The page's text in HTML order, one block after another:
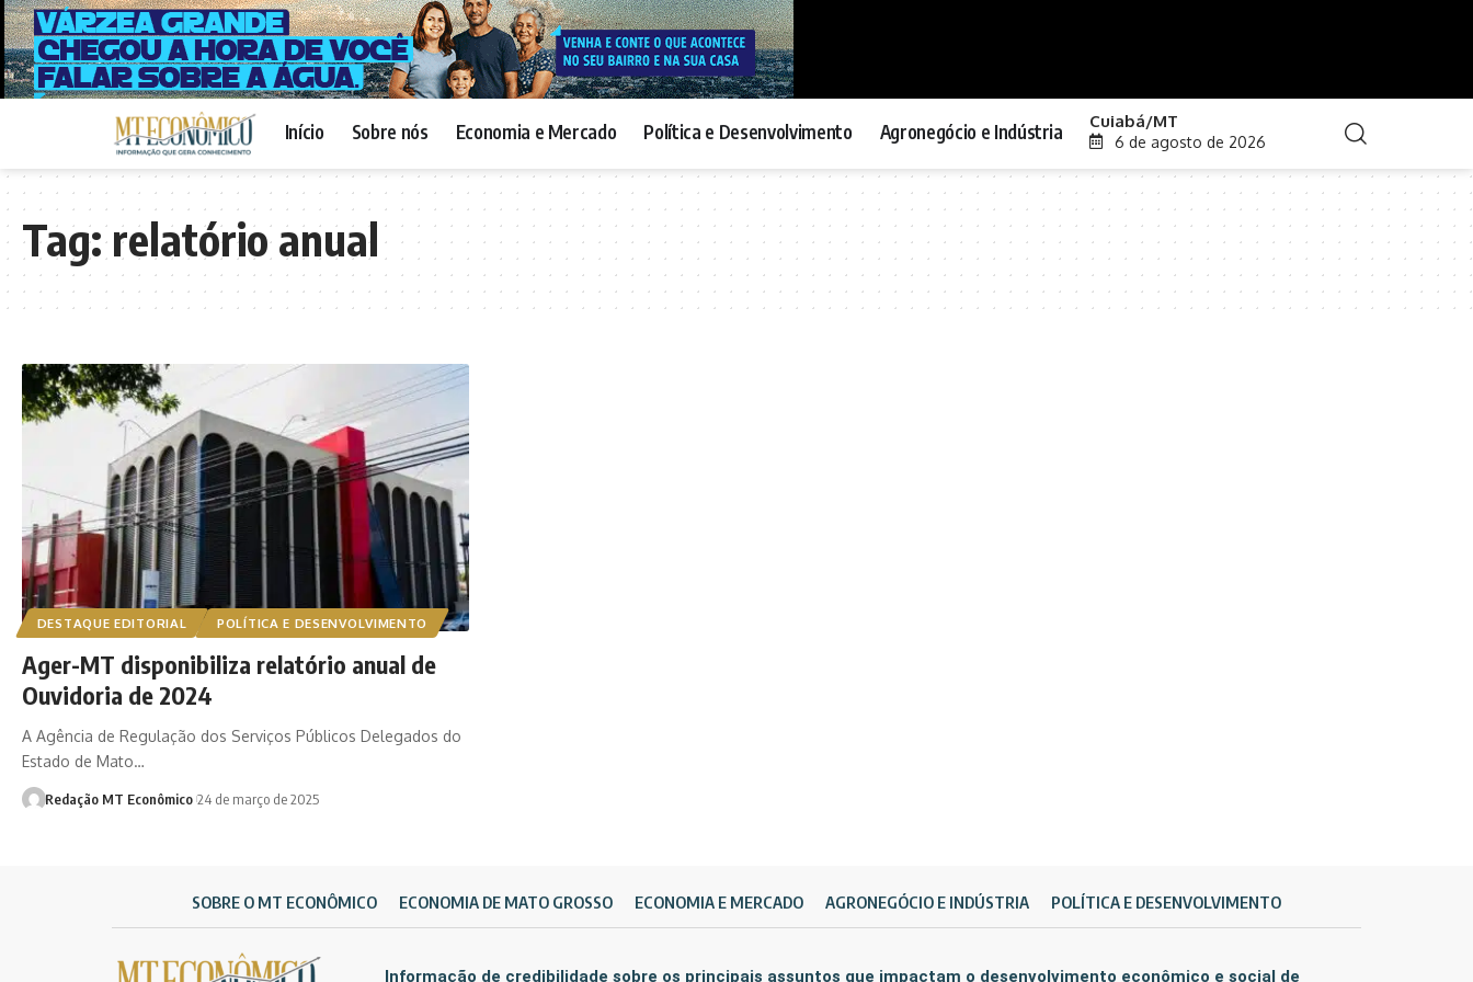
Início Sobre nós Economia e Mercado Política e Desenvolvimento Agronegócio e Indústria Cuiabá/MT
6 de agosto de 2026
Tag:relatório anual
DESTAQUE EDITORIAL POLÍTICA E DESENVOLVIMENTO
Ager-MT disponibiliza relatório anual de
Ouvidoria de 2024
A Agência de Regulação dos Serviços Públicos Delegados do
Estado de Mato…
Redação MT Econômico 24 de março de 2025
SOBRE O MT ECONÔMICO ECONOMIA DE MATO GROSSO ECONOMIA E MERCADO AGRONEGÓCIO E INDÚSTRIA POLÍTICA E DESENVOLVIMENTO
Informação de credibilidade sobre os principais assuntos que impactam o desenvolvimento econômico e social de